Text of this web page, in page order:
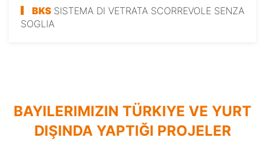
BKS SISTEMA DI VETRATA SCORREVOLE SENZA
SOGLIA
BAYILERIMIZIN TÜRKIYE VE YURT
DIŞINDA YAPTIĞI PROJELER